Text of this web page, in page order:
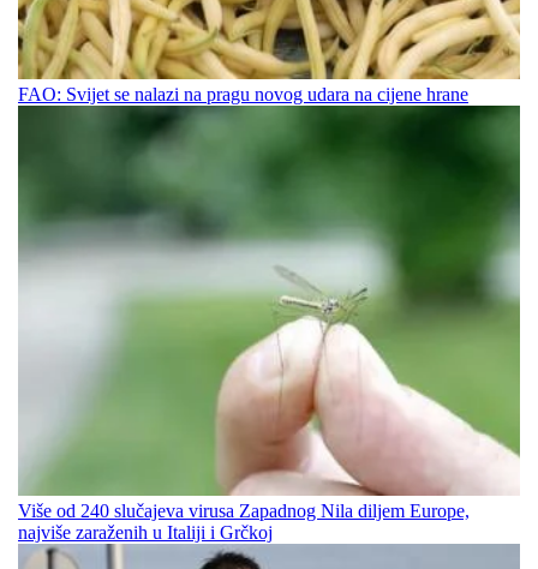
FAO: Svijet se nalazi na pragu novog udara na cijene hrane
Više od 240 slučajeva virusa Zapadnog Nila diljem Europe,
najviše zaraženih u Italiji i Grčkoj